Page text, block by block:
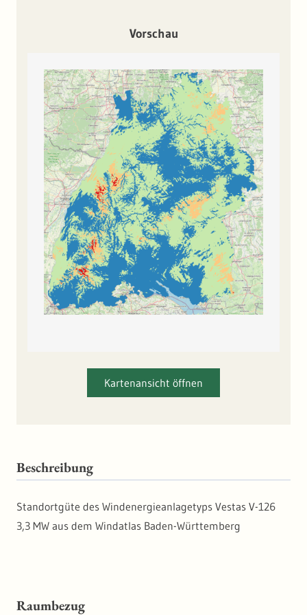
Vorschau
Kartenansicht öffnen
Beschreibung
Standortgüte des Windenergieanlagetyps Vestas V-126
3,3 MW aus dem Windatlas Baden-Württemberg
Raumbezug